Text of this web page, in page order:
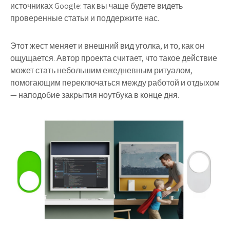
источниках Google: так вы чаще будете видеть
проверенные статьи и поддержите нас.
Этот жест меняет и внешний вид уголка, и то, как он
ощущается. Автор проекта считает, что такое действие
может стать небольшим ежедневным ритуалом,
помогающим переключаться между работой и отдыхом
— наподобие закрытия ноутбука в конце дня.